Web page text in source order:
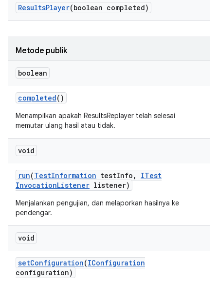
ResultsPlayer(boolean completed)
Metode publik
boolean
completed()
Menampilkan apakah ResultsReplayer telah selesai
memutar ulang hasil atau tidak.
void
run(TestInformation testInfo ,
ITest
InvocationListener listener)
Menjalankan pengujian, dan melaporkan hasilnya ke
pendengar.
void
setConfiguration(IConfiguration
configuration)